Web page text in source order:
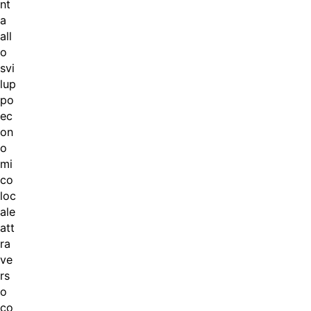
nt
a
all
o
svi
lup
po
ec
on
o
mi
co
loc
ale
att
ra
ve
rs
o
co